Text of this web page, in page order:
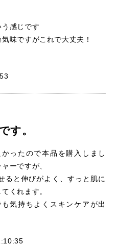
感じです
味ですがこれで大丈夫！
す。
ったので本品を購入しまし
ーですが、
ると伸びがよく、すっと肌に
くれます。
気持ちよくスキンケアが出